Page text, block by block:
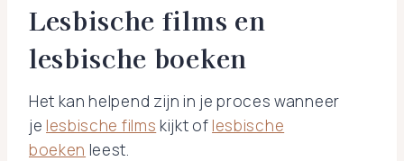
Lesbische films en
lesbische boeken
Het kan helpend zijn in je proces wanneer
je lesbische films kijkt of lesbische
boeken leest.